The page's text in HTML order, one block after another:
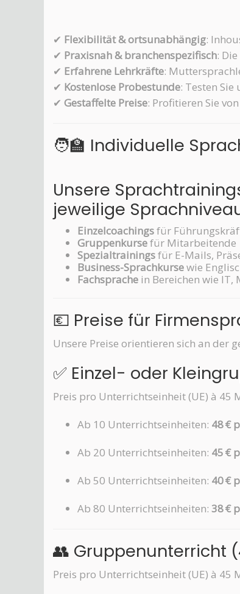
✔ Flexibilität & ortsunabhängig:
✔ Praxisnah & branchenspezifisch:
✔ Erfahrene Lehrkräfte:
✔ Kostenlose Probestunde: Testen
✔ Gestaffelte Preise: Profitieren Sie
🧑‍🏫 Individuelle
Unsere
jeweilige
Einzelcoachingsfür
Gruppenkursefür Mitarbeitende
Spezialtrainingsfür E-Mails,
Business-Sprachkursewie
Fachsprachein Bereichen wie IT,
💶 Preise für
Unsere Preise orientieren sich an der
✅ Einzel- oder
Preis pro Unterrichtseinheit (UE) à 45
Ab 10 Unterrichtseinheiten: 48 €
Ab 20 Unterrichtseinheiten: 45 €
Ab 50 Unterrichtseinheiten: 40 €
Ab 80 Unterrichtseinheiten: 38 €
👥 Gruppenunterricht
Preis pro Unterrichtseinheit (UE) à 45